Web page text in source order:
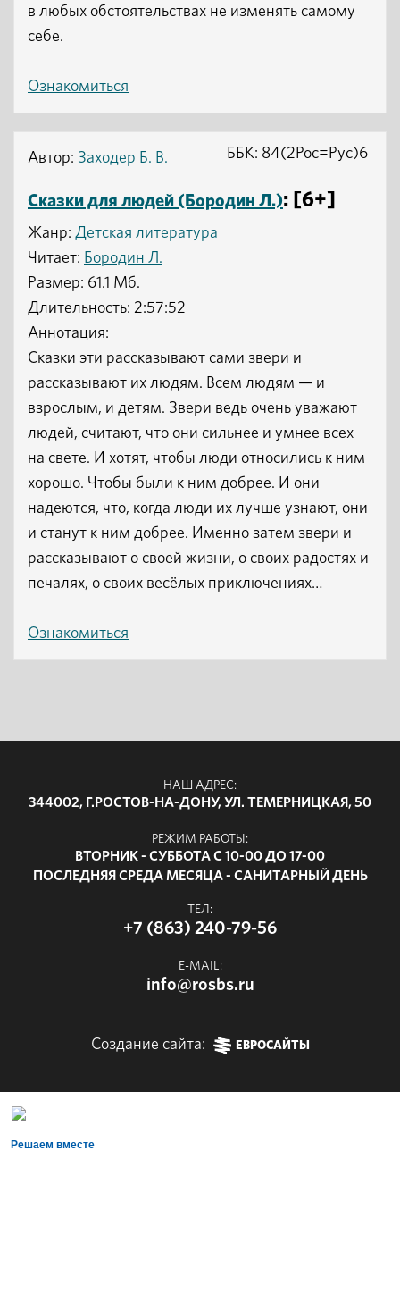
в любых обстоятельствах не изменять самому
себе.
Ознакомиться
Автор: Заходер Б. В.
Сказки для людей (Бородин Л.): [6+]
Жанр: Детская литература
Читает: Бородин Л.
ББК: 84(2Рос=Рус)6
Размер: 61.1 Мб.
Длительность: 2:57:52
Аннотация:
Сказки эти рассказывают сами звери и
рассказывают их людям. Всем людям — и
взрослым, и детям. Звери ведь очень уважают
людей, считают, что они сильнее и умнее всех
на свете. И хотят, чтобы люди относились к ним
хорошо. Чтобы были к ним добрее. И они
надеются, что, когда люди их лучше узнают, они
и станут к ним добрее. Именно затем звери и
рассказывают о своей жизни, о своих радостях и
печалях, о своих весёлых приключениях…
Ознакомиться
НАШ АДРЕС:
344002, Г.РОСТОВ-НА-ДОНУ, УЛ. ТЕМЕРНИЦКАЯ, 50
РЕЖИМ РАБОТЫ:
ВТОРНИК - СУББОТА С 10-00 ДО 17-00
ПОСЛЕДНЯЯ СРЕДА МЕСЯЦА - САНИТАРНЫЙ ДЕНЬ
ТЕЛ:
+7 (863) 240-79-56
E-MAIL:
info@rosbs.ru
Создание сайта: ЕВРОСАЙТЫ
Решаем вместе